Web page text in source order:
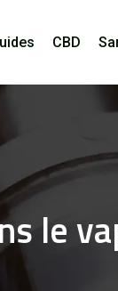
CBD
le